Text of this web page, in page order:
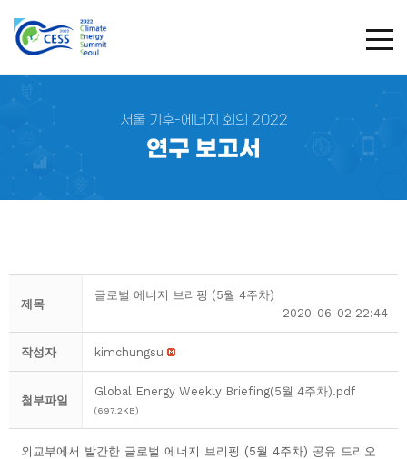
서울 기후-에너지 회의 2022
연구 보고서
제목
글로벌 에너지 브리핑 (5월 4주차)
2020-06-02 22:44
작성자 kimchungsu
첨부파일
Global Energy Weekly Briefing(5월 4주차).pdf
(697.2KB)
외교부에서 발간한 글로벌 에너지 브리핑 (5월 4주차) 공유 드리오